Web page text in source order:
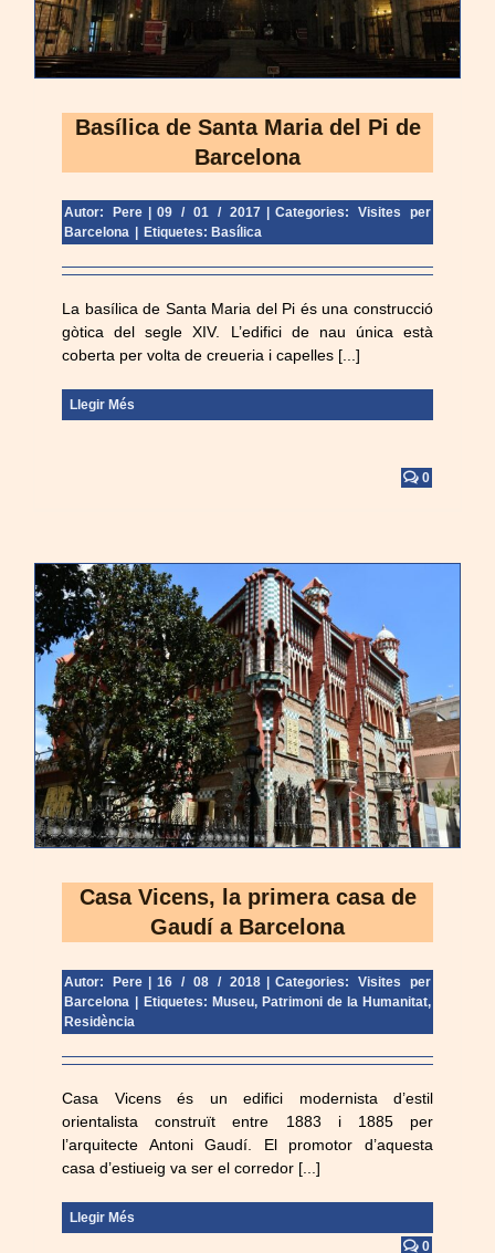
Basílica de Santa Maria del Pi de
Barcelona
Autor: Pere 09 / 01 / 2017 Categories: Visites per
Barcelona
Etiquetes: Basílica
La basílica de Santa Maria del Pi és una construcció
gòtica del segle XIV. L’edifici de nau única està
coberta per volta de creueria i capelles [...]
Llegir Més
0
Casa Vicens, la primera casa de
Gaudí a Barcelona
Autor: Pere 16 / 08 / 2018 Categories: Visites per
Barcelona
Etiquetes: Museu, Patrimoni de la Humanitat,
Residència
Casa Vicens és un edifici modernista d’estil
orientalista construït entre 1883 i 1885 per
l’arquitecte Antoni Gaudí. El promotor d’aquesta
casa d’estiueig va ser el corredor [...]
Llegir Més
0